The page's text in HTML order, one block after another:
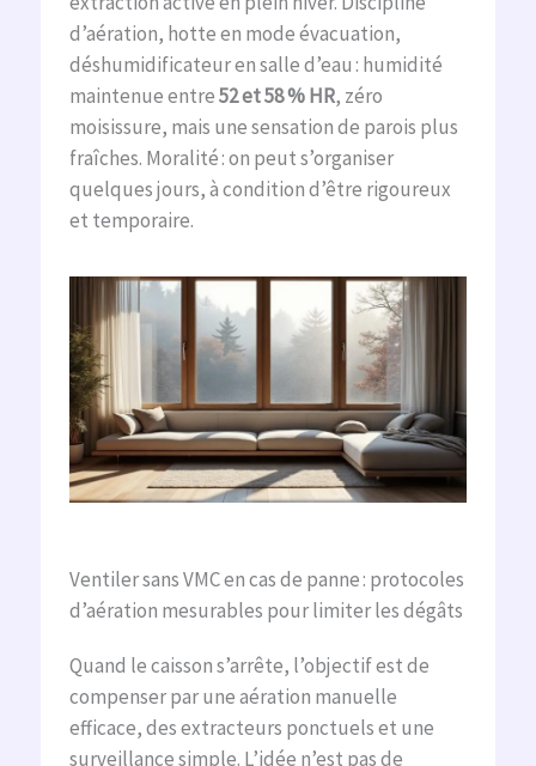
d’aération, hotte en mode évacuation,
déshumidificateur en salle d’eau : humidité
maintenue entre52 et 58 % HR, zéro
moisissure, mais une sensation de parois plus
fraîches. Moralité : on peut s’organiser
quelques jours, à condition d’être rigoureux
et temporaire.
Ventiler sans VMC en cas de panne : protocoles
d’aération mesurables pour limiter les dégâts
Quand le caisson s’arrête, l’objectif est de
compenser par une aération manuelle
efficace, des extracteurs ponctuels et une
surveillance simple. L’idée n’est pas de